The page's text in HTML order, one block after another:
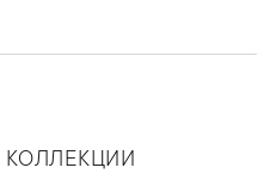
КОЛЛЕКЦИИ